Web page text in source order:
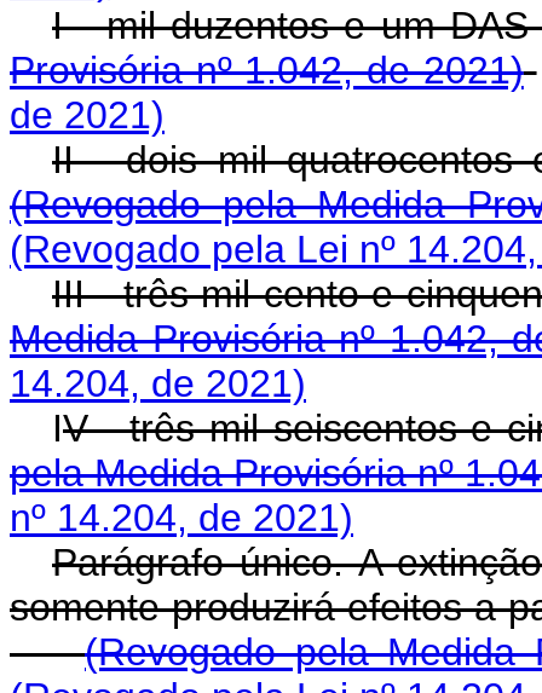
I - mil duzentos e
Provisória nº 1.042, de 2021)
de 2021)
II - dois mil
(Revogado pela Medida
(Revogado pela Lei nº
III - três mil cento e
Medida Provisória nº 1.042,
14.204, de 2021)
IV - três mil
pela Medida Provisória nº
nº 14.204, de 2021)
Parágrafo único. A
somente produzirá efeitos
(Revogado pela Medida